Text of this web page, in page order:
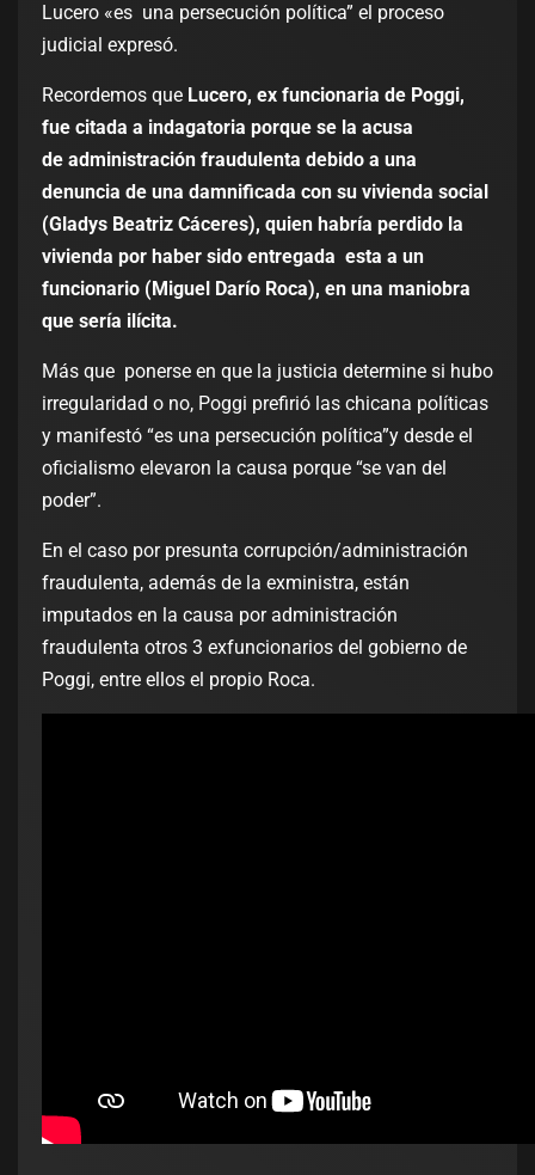
Lucero «es una persecución política” el proceso
judicial expresó.
Recordemos que Lucero, ex funcionaria de Poggi,
fue citada a indagatoria porque se la acusa
de administración fraudulenta debido a una
denuncia de una damnificada con su vivienda social
(Gladys Beatriz Cáceres), quien habría perdido la
vivienda por haber sido entregada esta a un
funcionario (Miguel Darío Roca), en una maniobra
que sería ilícita.
Más que ponerse en que la justicia determine si hubo
irregularidad o no, Poggi prefirió las chicana políticas
y manifestó “es una persecución política”y desde el
oficialismo elevaron la causa porque “se van del
poder”.
En el caso por presunta corrupción/administración
fraudulenta, además de la exministra, están
imputados en la causa por administración
fraudulenta otros 3 exfuncionarios del gobierno de
Poggi, entre ellos el propio Roca.